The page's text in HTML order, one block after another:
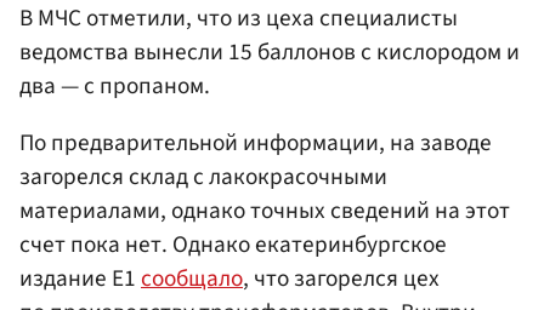
В МЧС отметили, что из цеха специалисты
ведомства вынесли 15 баллонов с кислородом и
два — с пропаном.
По предварительной информации, на заводе
загорелся склад с лакокрасочными
материалами, однако точных сведений на этот
счет пока нет. Однако екатеринбургское
издание Е1сообщало, что загорелся цех